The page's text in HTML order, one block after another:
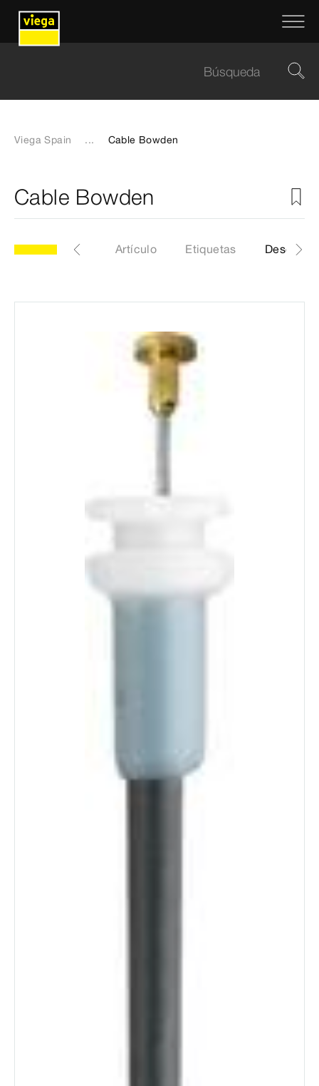
Viega Spain ... Cable Bowden
Cable Bowden
6163-152 Artículo Etiquetas